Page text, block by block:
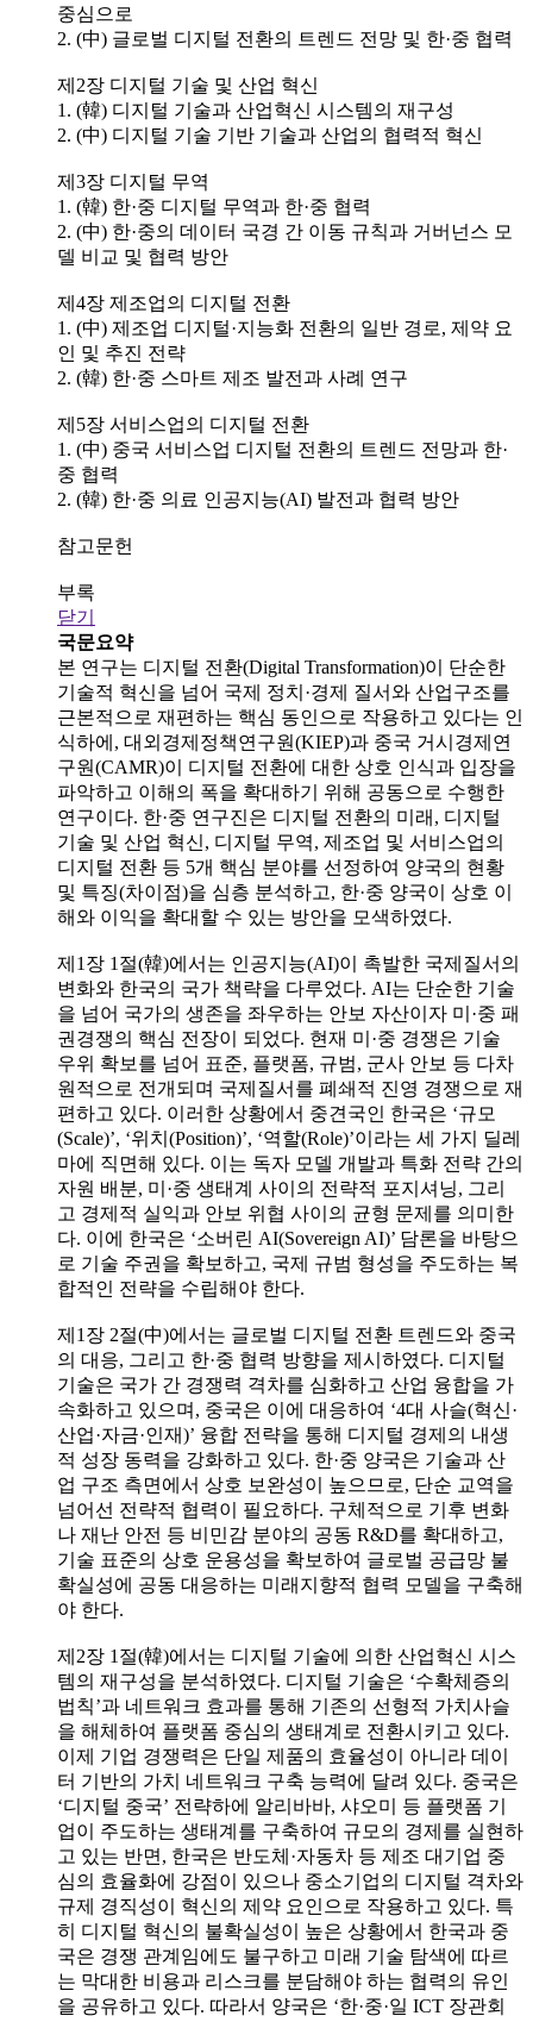
중심으로
2. (中) 글로벌 디지털 전환의 트렌드 전망 및 한·중 협력
제2장 디지털 기술 및 산업 혁신
1. (韓) 디지털 기술과 산업혁신 시스템의 재구성
2. (中) 디지털 기술 기반 기술과 산업의 협력적 혁신
제3장 디지털 무역
1. (韓) 한·중 디지털 무역과 한·중 협력
2. (中) 한·중의 데이터 국경 간 이동 규칙과 거버넌스 모
델 비교 및 협력 방안
제4장 제조업의 디지털 전환
1. (中) 제조업 디지털·지능화 전환의 일반 경로, 제약 요
인 및 추진 전략
2. (韓) 한·중 스마트 제조 발전과 사례 연구
제5장 서비스업의 디지털 전환
1. (中) 중국 서비스업 디지털 전환의 트렌드 전망과 한·
중 협력
2. (韓) 한·중 의료 인공지능(AI) 발전과 협력 방안
참고문헌
부록
닫기
국문요약
본 연구는 디지털 전환(Digital Transformation)이 단순한
기술적 혁신을 넘어 국제 정치·경제 질서와 산업구조를
근본적으로 재편하는 핵심 동인으로 작용하고 있다는 인
식하에, 대외경제정책연구원(KIEP)과 중국 거시경제연
구원(CAMR)이 디지털 전환에 대한 상호 인식과 입장을
파악하고 이해의 폭을 확대하기 위해 공동으로 수행한
연구이다. 한·중 연구진은 디지털 전환의 미래, 디지털
기술 및 산업 혁신, 디지털 무역, 제조업 및 서비스업의
디지털 전환 등 5개 핵심 분야를 선정하여 양국의 현황
및 특징(차이점)을 심층 분석하고, 한·중 양국이 상호 이
해와 이익을 확대할 수 있는 방안을 모색하였다.
제1장 1절(韓)에서는 인공지능(AI)이 촉발한 국제질서의
변화와 한국의 국가 책략을 다루었다. AI는 단순한 기술
을 넘어 국가의 생존을 좌우하는 안보 자산이자 미·중 패
권경쟁의 핵심 전장이 되었다. 현재 미·중 경쟁은 기술
우위 확보를 넘어 표준, 플랫폼, 규범, 군사 안보 등 다차
원적으로 전개되며 국제질서를 폐쇄적 진영 경쟁으로 재
편하고 있다. 이러한 상황에서 중견국인 한국은 ‘규모
(Scale)’, ‘위치(Position)’, ‘역할(Role)’이라는 세 가지 딜레
마에 직면해 있다. 이는 독자 모델 개발과 특화 전략 간의
자원 배분, 미·중 생태계 사이의 전략적 포지셔닝, 그리
고 경제적 실익과 안보 위협 사이의 균형 문제를 의미한
다. 이에 한국은 ‘소버린 AI(Sovereign AI)’ 담론을 바탕으
로 기술 주권을 확보하고, 국제 규범 형성을 주도하는 복
합적인 전략을 수립해야 한다.
제1장 2절(中)에서는 글로벌 디지털 전환 트렌드와 중국
의 대응, 그리고 한·중 협력 방향을 제시하였다. 디지털
기술은 국가 간 경쟁력 격차를 심화하고 산업 융합을 가
속화하고 있으며, 중국은 이에 대응하여 ‘4대 사슬(혁신·
산업·자금·인재)’ 융합 전략을 통해 디지털 경제의 내생
적 성장 동력을 강화하고 있다. 한·중 양국은 기술과 산
업 구조 측면에서 상호 보완성이 높으므로, 단순 교역을
넘어선 전략적 협력이 필요하다. 구체적으로 기후 변화
나 재난 안전 등 비민감 분야의 공동 R&D를 확대하고,
기술 표준의 상호 운용성을 확보하여 글로벌 공급망 불
확실성에 공동 대응하는 미래지향적 협력 모델을 구축해
야 한다.
제2장 1절(韓)에서는 디지털 기술에 의한 산업혁신 시스
템의 재구성을 분석하였다. 디지털 기술은 ‘수확체증의
법칙’과 네트워크 효과를 통해 기존의 선형적 가치사슬
을 해체하여 플랫폼 중심의 생태계로 전환시키고 있다.
이제 기업 경쟁력은 단일 제품의 효율성이 아니라 데이
터 기반의 가치 네트워크 구축 능력에 달려 있다. 중국은
‘디지털 중국’ 전략하에 알리바바, 샤오미 등 플랫폼 기
업이 주도하는 생태계를 구축하여 규모의 경제를 실현하
고 있는 반면, 한국은 반도체·자동차 등 제조 대기업 중
심의 효율화에 강점이 있으나 중소기업의 디지털 격차와
규제 경직성이 혁신의 제약 요인으로 작용하고 있다. 특
히 디지털 혁신의 불확실성이 높은 상황에서 한국과 중
국은 경쟁 관계임에도 불구하고 미래 기술 탐색에 따르
는 막대한 비용과 리스크를 분담해야 하는 협력의 유인
을 공유하고 있다. 따라서 양국은 ‘한·중·일 ICT 장관회